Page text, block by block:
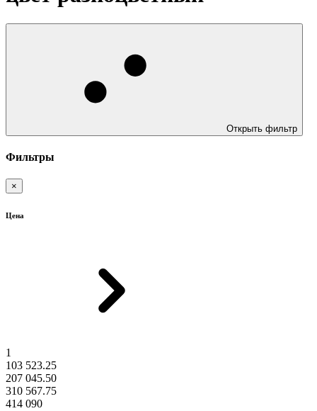
Открыть фильтр
Фильтры
×
Цена
1
103 523.25
207 045.50
310 567.75
414 090